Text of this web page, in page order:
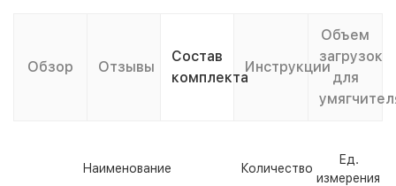
Обзор Отзывы
Состав
комплекта
Инструкции
Объем
загрузок
для
Наименование Количество
Ед.
измерения